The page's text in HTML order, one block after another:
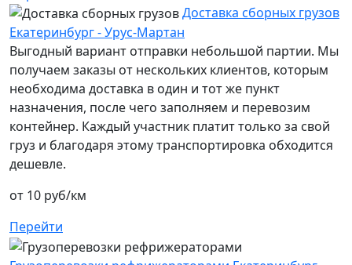
Доставка сборных грузов
Екатеринбург - Урус-Мартан
Выгодный вариант отправки небольшой партии. Мы
получаем заказы от нескольких клиентов, которым
необходима доставка в один и тот же пункт
назначения, после чего заполняем и перевозим
контейнер. Каждый участник платит только за свой
груз и благодаря этому транспортировка обходится
дешевле.
от 10 руб/км
Перейти